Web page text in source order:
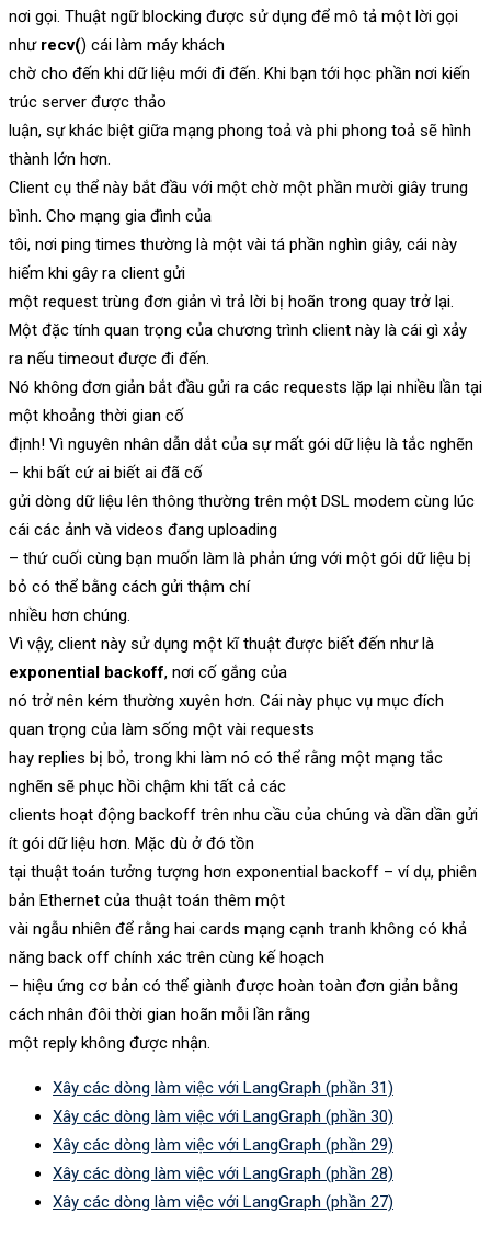
nơi gọi. Thuật ngữ blocking được sử dụng để mô tả một lời gọi
như recv() cái làm máy khách
chờ cho đến khi dữ liệu mới đi đến. Khi bạn tới học phần nơi kiến
trúc server được thảo
luận, sự khác biệt giữa mạng phong toả và phi phong toả sẽ hình
thành lớn hơn.
Client cụ thể này bắt đầu với một chờ một phần mười giây trung
bình. Cho mạng gia đình của
tôi, nơi ping times thường là một vài tá phần nghìn giây, cái này
hiếm khi gây ra client gửi
một request trùng đơn giản vì trả lời bị hoãn trong quay trở lại.
Một đặc tính quan trọng của chương trình client này là cái gì xảy
ra nếu timeout được đi đến.
Nó không đơn giản bắt đầu gửi ra các requests lặp lại nhiều lần tại
một khoảng thời gian cố
định! Vì nguyên nhân dẫn dắt của sự mất gói dữ liệu là tắc nghẽn
– khi bất cứ ai biết ai đã cố
gửi dòng dữ liệu lên thông thường trên một DSL modem cùng lúc
cái các ảnh và videos đang uploading
– thứ cuối cùng bạn muốn làm là phản ứng với một gói dữ liệu bị
bỏ có thể bằng cách gửi thậm chí
nhiều hơn chúng.
Vì vậy, client này sử dụng một kĩ thuật được biết đến như là
exponential backoff, nơi cố gắng của
nó trở nên kém thường xuyên hơn. Cái này phục vụ mục đích
quan trọng của làm sống một vài requests
hay replies bị bỏ, trong khi làm nó có thể rằng một mạng tắc
nghẽn sẽ phục hồi chậm khi tất cả các
clients hoạt động backoff trên nhu cầu của chúng và dần dần gửi
ít gói dữ liệu hơn. Mặc dù ở đó tồn
tại thuật toán tưởng tượng hơn exponential backoff – ví dụ, phiên
bản Ethernet của thuật toán thêm một
vài ngẫu nhiên để rằng hai cards mạng cạnh tranh không có khả
năng back off chính xác trên cùng kế hoạch
– hiệu ứng cơ bản có thể giành được hoàn toàn đơn giản bằng
cách nhân đôi thời gian hoãn mỗi lần rằng
một reply không được nhận.
Xây các dòng làm việc với LangGraph (phần 31)
Xây các dòng làm việc với LangGraph (phần 30)
Xây các dòng làm việc với LangGraph (phần 29)
Xây các dòng làm việc với LangGraph (phần 28)
Xây các dòng làm việc với LangGraph (phần 27)